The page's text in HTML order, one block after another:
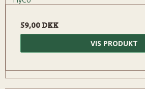
59,00 DKK
VIS PRODUKT